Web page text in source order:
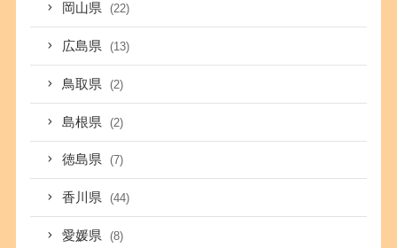
岡山県 (22)
広島県 (13)
鳥取県 (2)
島根県 (2)
徳島県 (7)
香川県 (44)
愛媛県 (8)